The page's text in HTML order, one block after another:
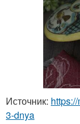
Источник:
3-dnya